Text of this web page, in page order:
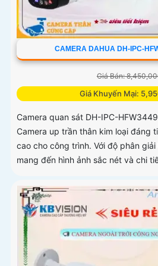
CAMERA DAHUA DH-IPC-
Giá Bán:
Giá Khuyến Mại:
Camera quan sát DH-IPC-
Camera up trần thân kim loại đáng
cao cho công trình. Với độ phân
mang đến hình ảnh sắc nét và chi